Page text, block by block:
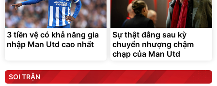
3 tiền vệ có khả năng gia
nhập Man Utd cao nhất
Sự thật đằng sau kỳ
chuyển nhượng chậm
chạp của Man Utd
SOI TRẬN